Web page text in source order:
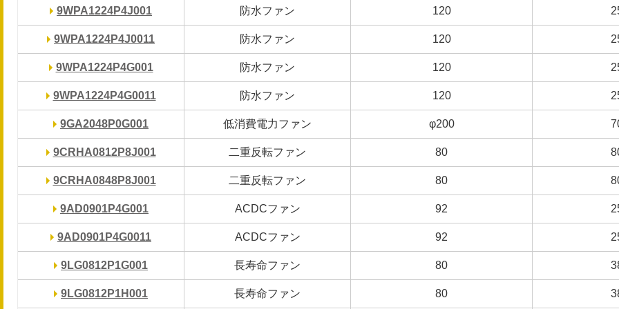
9WPA1224P4J001 防水ファン 120
9WPA1224P4J0011 防水ファン 120
9WPA1224P4G001 防水ファン 120
9WPA1224P4G0011 防水ファン 120
9GA2048P0G001 低消費電力ファン φ200
9CRHA0812P8J001 二重反転ファン 80
9CRHA0848P8J001 二重反転ファン 80
9AD0901P4G001 ACDCファン 92
9AD0901P4G0011 ACDCファン 92
9LG0812P1G001 長寿命ファン 80
9LG0812P1H001 長寿命ファン 80
9WPA1224P4J001 防水ファン 120
9WPA1224P4J0011 防水ファン 120
9WPA1224P4G001 防水ファン 120
9WPA1224P4G0011 防水ファン 120
9GA2048P0G001 低消費電力ファン φ200
9CRHA0812P8J001 二重反転ファン 80
9CRHA0848P8J001 二重反転ファン 80
9AD0901P4G001 ACDCファン 92
9AD0901P4G0011 ACDCファン 92
9LG0812P1G001 長寿命ファン 80
9LG0812P1H001 長寿命ファン 80